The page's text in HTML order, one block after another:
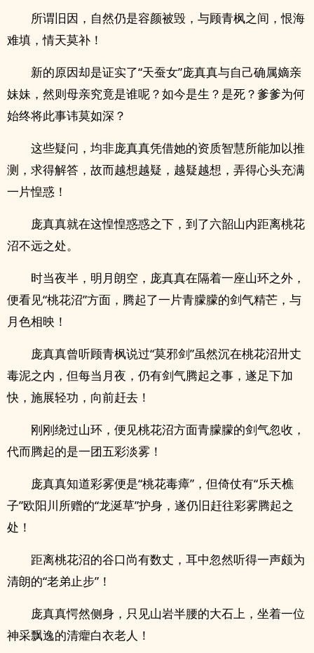
所谓旧因，自然仍是容颜被毁，与顾青枫之间，恨海
难填，情天莫补！
新的原因却是证实了“天蚕女”庞真真与自己确属嫡亲
妹妹，然则母亲究竟是谁呢？如今是生？是死？爹爹为何
始终将此事讳莫如深？
这些疑问，均非庞真真凭借她的资质智慧所能加以推
测，求得解答，故而越想越疑，越疑越想，弄得心头充满
一片惶惑！
庞真真就在这惶惶惑惑之下，到了六韶山内距离桃花
沼不远之处。
时当夜半，明月朗空，庞真真在隔着一座山环之外，
便看见“桃花沼”方面，腾起了一片青朦朦的剑气精芒，与
月色相映！
庞真真曾听顾青枫说过“莫邪剑”虽然沉在桃花沼卅丈
毒泥之内，但每当月夜，仍有剑气腾起之事，遂足下加
快，施展轻功，向前赶去！
刚刚绕过山环，便见桃花沼方面青朦朦的剑气忽收，
代而腾起的是一团五彩淡雾！
庞真真知道彩雾便是“桃花毒瘴”，但倚仗有“乐天樵
子”欧阳川所赠的“龙涎草”护身，遂仍旧赶往彩雾腾起之
处！
距离桃花沼的谷口尚有数丈，耳中忽然听得一声颇为
清朗的“老弟止步”！
庞真真愕然侧身，只见山岩半腰的大石上，坐着一位
神采飘逸的清癯白衣老人！